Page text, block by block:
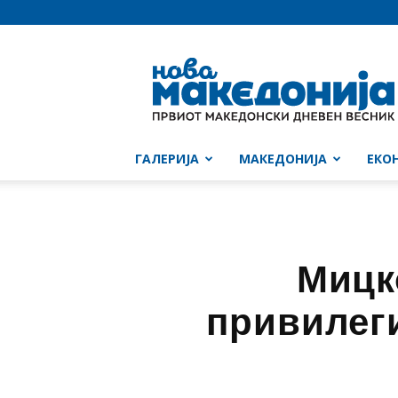
Македонија
ГАЛЕРИЈА МАКЕДОНИЈА